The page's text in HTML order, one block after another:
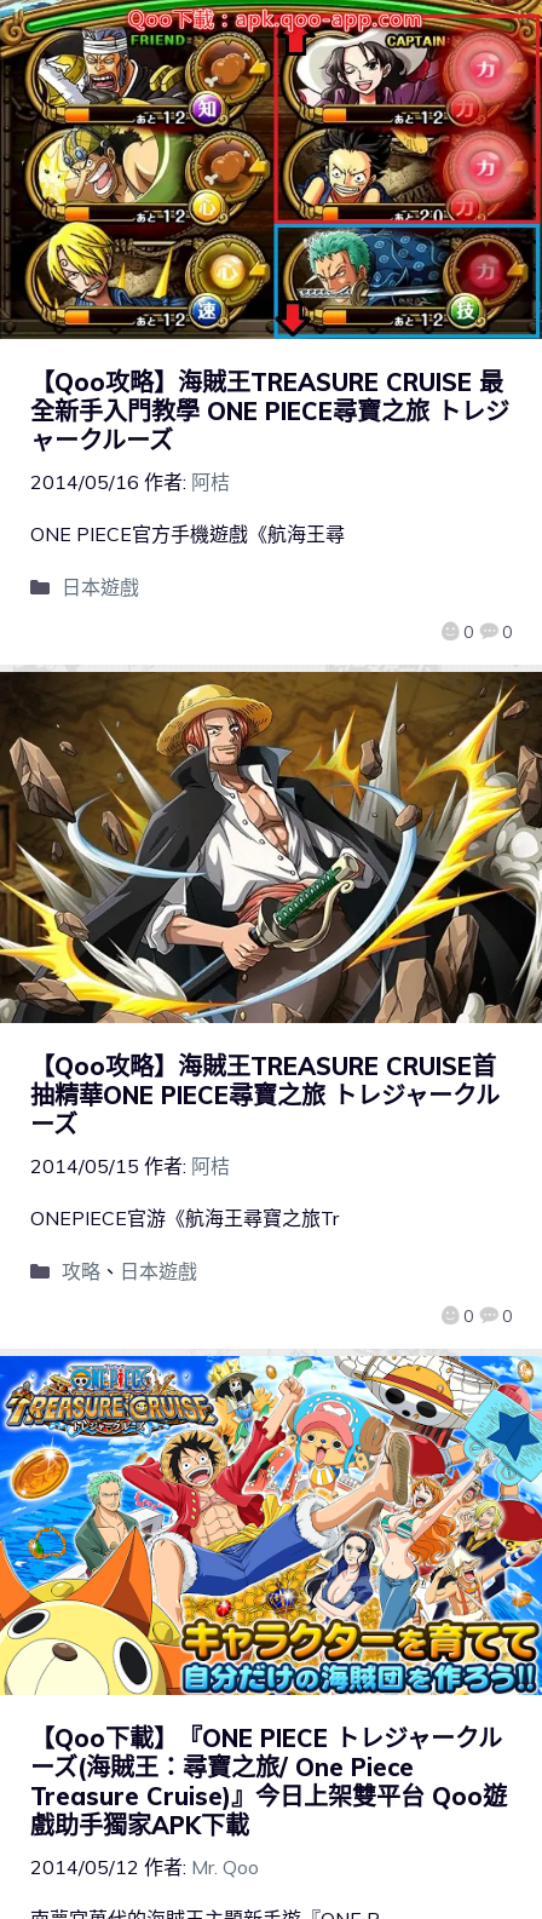
【Qoo攻略】海賊王TREASURE CRUISE 最
全新手入門教學 ONE PIECE尋寶之旅 トレジ
ャークルーズ
2014/05/16 作者: 阿桔
0 0
ONE PIECE官方手機遊戲《航海王尋
日本遊戲
【Qoo攻略】海賊王TREASURE CRUISE首
抽精華ONE PIECE尋寶之旅 トレジャークル
ーズ
2014/05/15 作者: 阿桔
0 0
ONEPIECE官游《航海王尋寶之旅Tr
攻略、 日本遊戲
【Qoo下載】『ONE PIECE トレジャークル
ーズ(海賊王：尋寶之旅/ One Piece
Treasure Cruise)』今日上架雙平台 Qoo遊
戲助手獨家APK下載
2014/05/12 作者: Mr. Qoo